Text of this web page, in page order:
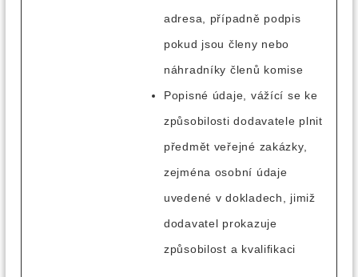
adresa, případně podpis
pokud jsou členy nebo
náhradníky členů komise
Popisné údaje, vážící se ke
způsobilosti dodavatele plnit
předmět veřejné zakázky,
zejména osobní údaje
uvedené v dokladech, jimiž
dodavatel prokazuje
způsobilost a kvalifikaci